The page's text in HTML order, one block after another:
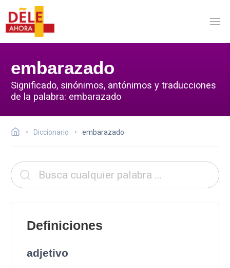
embarazado
Significado, sinónimos, antónimos y traducciones
de la palabra: embarazado
Diccionario embarazado
Definiciones
adjetivo